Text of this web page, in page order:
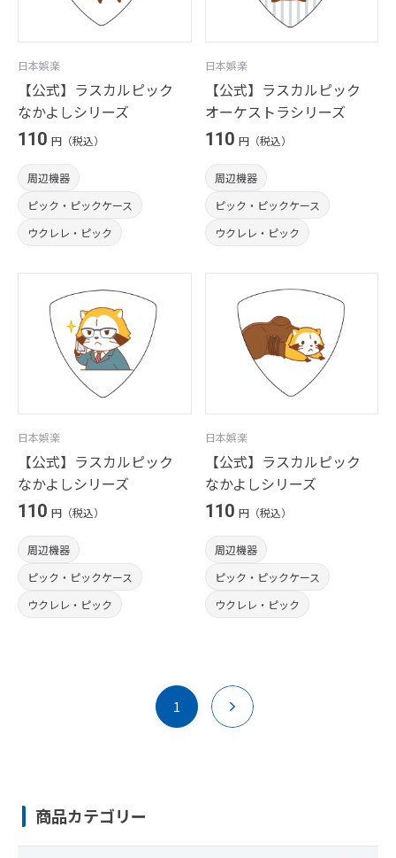
日本娯楽
【公式】ラスカルピック
なかよしシリーズ
110 円（税込）
周辺機器
ピック・ピックケース
ウクレレ・ピック
日本娯楽
【公式】ラスカルピック
オーケストラシリーズ
110 円（税込）
周辺機器
ピック・ピックケース
ウクレレ・ピック
日本娯楽
【公式】ラスカルピック
なかよしシリーズ
110 円（税込）
周辺機器
ピック・ピックケース
ウクレレ・ピック
日本娯楽
【公式】ラスカルピック
なかよしシリーズ
110 円（税込）
周辺機器
ピック・ピックケース
ウクレレ・ピック
1
商品カテゴリー